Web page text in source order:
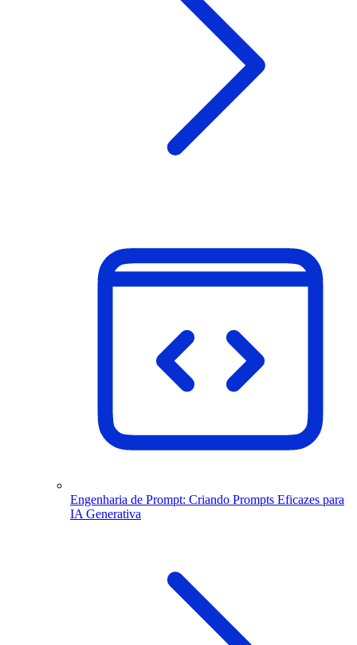
Engenharia de Prompt: Criando Prompts Eficazes para
IA Generativa